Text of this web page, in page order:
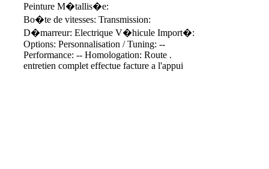
Peinture M�tallis�e:
Bo�te de vitesses: Transmission:
D�marreur: Electrique V�hicule Import�:
Options: Personnalisation / Tuning: --
Performance: -- Homologation: Route .
entretien complet effectue facture a l'appui